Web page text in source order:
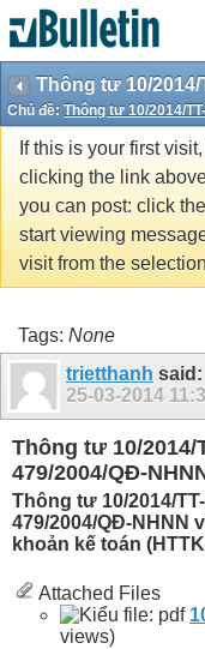
Chủ đề: Thông tư 10/2014/
If this is your first
clicking the link
you can post: click
start viewing
visit from the
Tags: None
trietthanh said:
25-03-2014
Thông tư 10/2014/
479/2004/QĐ-
Thông tư 10/2014/
479/2004/QĐ-NHNN
khoản kế toán
Attached Files
views)